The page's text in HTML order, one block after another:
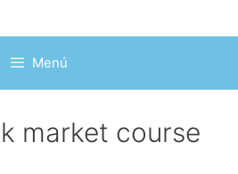
Menú
market course